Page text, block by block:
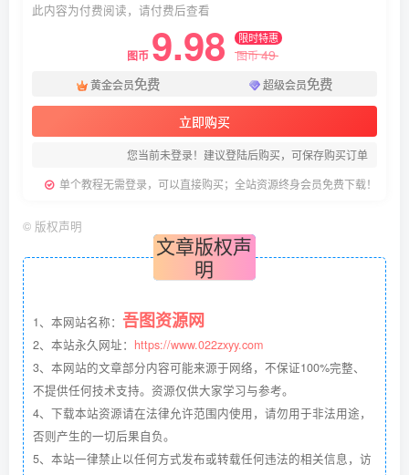
此内容为付费阅读，请付费后查看
图币 9.98 限时特惠
图币49
黄金会员免费 超级会员免费
立即购买
您当前未登录！建议登陆后购买，可保存购买订单
单个教程无需登录，可以直接购买；全站资源终身会员免费下载！
© 版权声明
文章版权声
明
1、本网站名称： 吾图资源网
2、本站永久网址： https://www.022zxyy.com
3、本网站的文章部分内容可能来源于网络，不保证100%完整、
不提供任何技术支持。资源仅供大家学习与参考。
4、下载本站资源请在法律允许范围内使用，请勿用于非法用途，
否则产生的一切后果自负。
5、本站一律禁止以任何方式发布或转载任何违法的相关信息，访